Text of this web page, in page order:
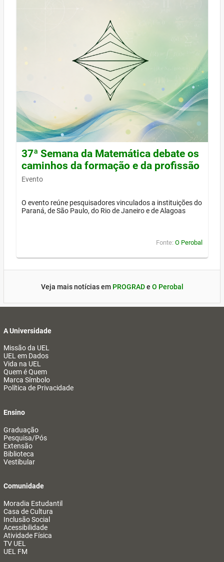
37ª Semana da Matemática debate os
caminhos da formação e da profissão
Evento
O evento reúne pesquisadores vinculados a instituições do
Paraná, de São Paulo, do Rio de Janeiro e de Alagoas
Fonte: O Perobal
Veja mais notícias em PROGRADe O Perobal
A Universidade
Missão da UEL
UEL em Dados
Vida na UEL
Quem é Quem
Marca Símbolo
Política de Privacidade
Ensino
Graduação
Pesquisa/Pós
Extensão
Biblioteca
Vestibular
Comunidade
Moradia Estudantil
Casa de Cultura
Inclusão Social
Acessibilidade
Atividade Física
TV UEL
UEL FM